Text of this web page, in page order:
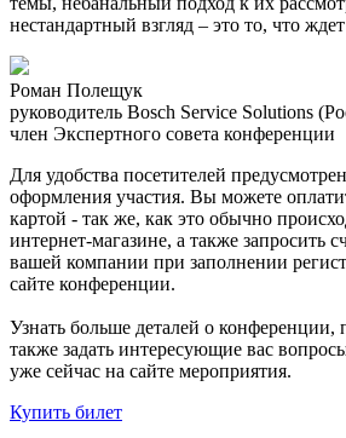
нестандартный взгляд – это то, что
Роман Полещук
руководитель Bosch Service Solutions
член Экспертного совета конференции
Для удобства посетителей
оформления участия. Вы можете
картой - так же, как это обычно
интернет-магазине, а также запросить
вашей компании при заполнении
сайте конференции.
Узнать больше деталей о конференции,
также задать интересующие вас
уже сейчас на сайте мероприятия.
Купить билет